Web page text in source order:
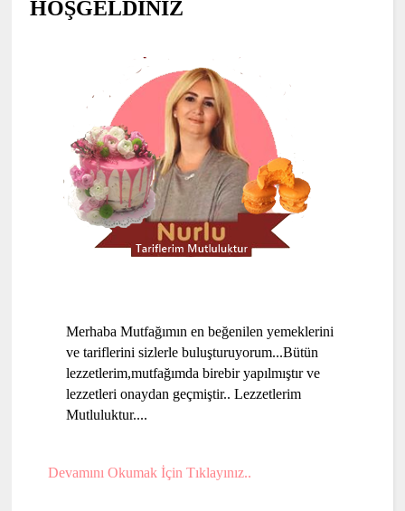
HOŞGELDİNİZ
Merhaba Mutfağımın en beğenilen yemeklerini
ve tariflerini sizlerle buluşturuyorum...Bütün
lezzetlerim,mutfağımda birebir yapılmıştır ve
lezzetleri onaydan geçmiştir.. Lezzetlerim
Mutluluktur....
Devamını Okumak İçin Tıklayınız..